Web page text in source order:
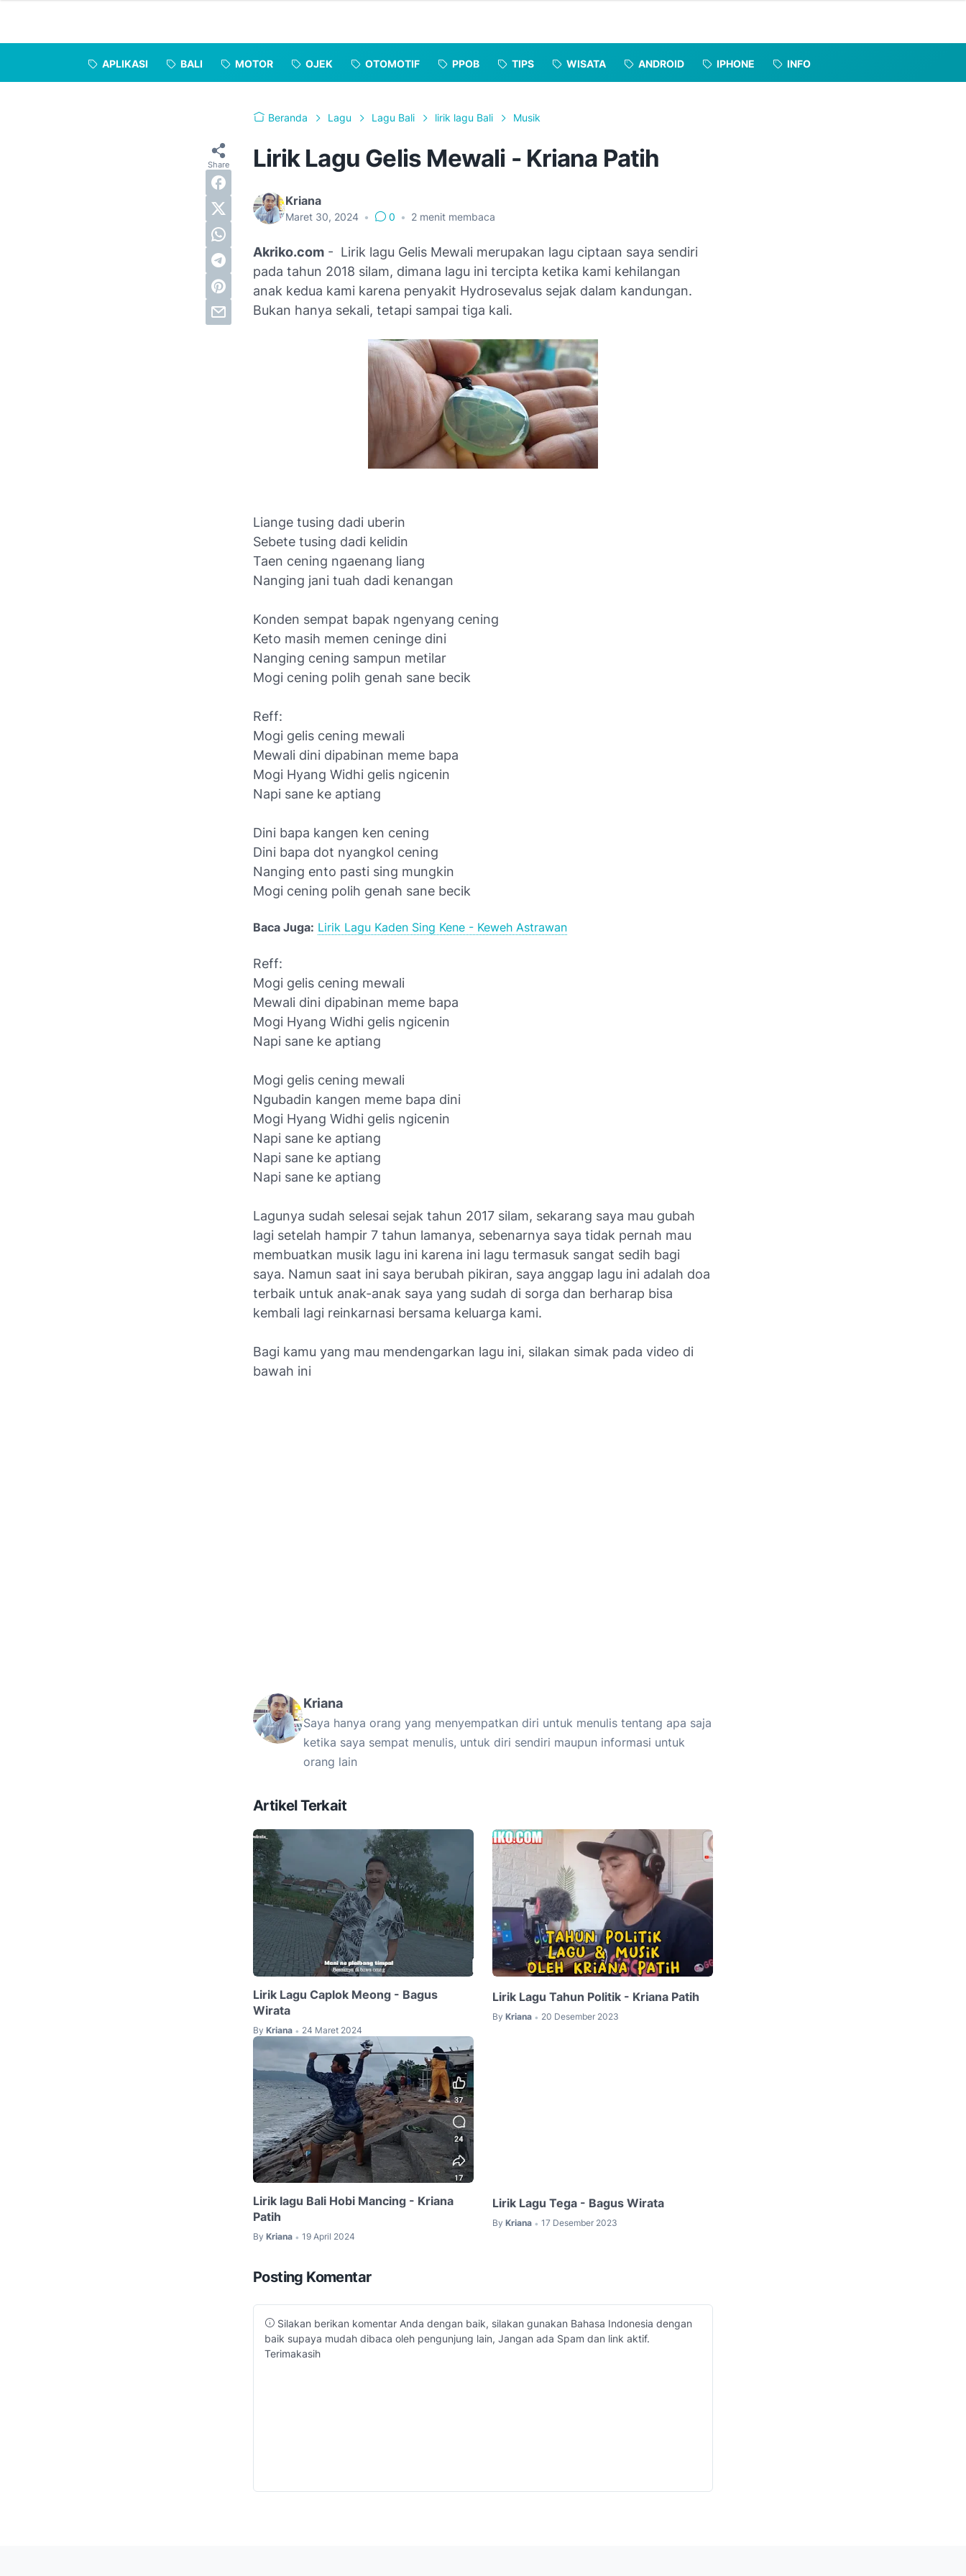
APLIKASI BALI MOTOR OJEK OTOMOTIF PPOB TIPS WISATA ANDROID IPHONE INFO
Beranda Lagu Lagu Bali lirik lagu Bali Musik
Lirik Lagu Gelis Mewali - Kriana Patih
Kriana
Maret 30, 2024 • 0 • 2 menit membaca
Akriko.com - Lirik lagu Gelis Mewali merupakan lagu ciptaan saya sendiri
pada tahun 2018 silam, dimana lagu ini tercipta ketika kami kehilangan
anak kedua kami karena penyakit Hydrosevalus sejak dalam kandungan.
Bukan hanya sekali, tetapi sampai tiga kali.
Liange tusing dadi uberin
Sebete tusing dadi kelidin
Taen cening ngaenang liang
Nanging jani tuah dadi kenangan
Konden sempat bapak ngenyang cening
Keto masih memen ceninge dini
Nanging cening sampun metilar
Mogi cening polih genah sane becik
Reff:
Mogi gelis cening mewali
Mewali dini dipabinan meme bapa
Mogi Hyang Widhi gelis ngicenin
Napi sane ke aptiang
Dini bapa kangen ken cening
Dini bapa dot nyangkol cening
Nanging ento pasti sing mungkin
Mogi cening polih genah sane becik
Baca Juga: Lirik Lagu Kaden Sing Kene - Keweh Astrawan
Reff:
Mogi gelis cening mewali
Mewali dini dipabinan meme bapa
Mogi Hyang Widhi gelis ngicenin
Napi sane ke aptiang
Mogi gelis cening mewali
Ngubadin kangen meme bapa dini
Mogi Hyang Widhi gelis ngicenin
Napi sane ke aptiang
Napi sane ke aptiang
Napi sane ke aptiang
Lagunya sudah selesai sejak tahun 2017 silam, sekarang saya mau gubah
lagi setelah hampir 7 tahun lamanya, sebenarnya saya tidak pernah mau
membuatkan musik lagu ini karena ini lagu termasuk sangat sedih bagi
saya. Namun saat ini saya berubah pikiran, saya anggap lagu ini adalah doa
terbaik untuk anak-anak saya yang sudah di sorga dan berharap bisa
kembali lagi reinkarnasi bersama keluarga kami.
Bagi kamu yang mau mendengarkan lagu ini, silakan simak pada video di
bawah ini
Kriana
Saya hanya orang yang menyempatkan diri untuk menulis tentang apa saja
ketika saya sempat menulis, untuk diri sendiri maupun informasi untuk
orang lain
Artikel Terkait
Lirik Lagu Caplok Meong - Bagus
Wirata
By Kriana • 24 Maret 2024
Lirik Lagu Tahun Politik - Kriana Patih
By Kriana • 20 Desember 2023
Lirik lagu Bali Hobi Mancing - Kriana
Patih
By Kriana • 19 April 2024
Lirik Lagu Tega - Bagus Wirata
By Kriana • 17 Desember 2023
Posting Komentar
Silakan berikan komentar Anda dengan baik, silakan gunakan Bahasa Indonesia dengan
baik supaya mudah dibaca oleh pengunjung lain, Jangan ada Spam dan link aktif.
Terimakasih